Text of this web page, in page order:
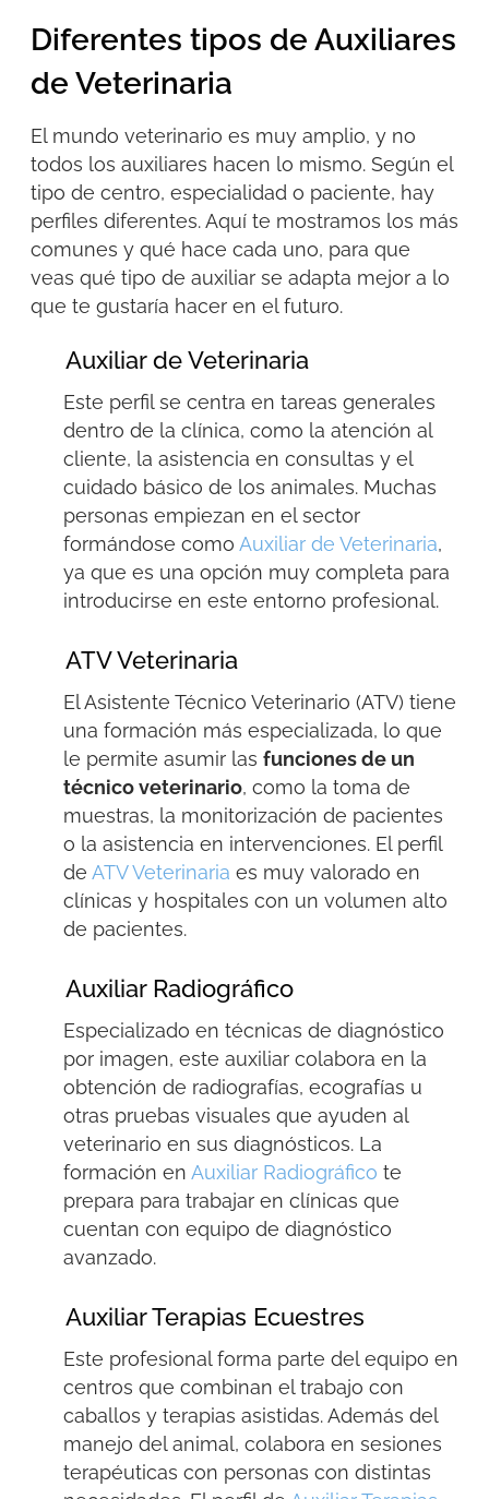
Diferentes tipos de Auxiliares
de Veterinaria
El mundo veterinario es muy amplio, y no
todos los auxiliares hacen lo mismo. Según el
tipo de centro, especialidad o paciente, hay
perfiles diferentes. Aquí te mostramos los más
comunes y qué hace cada uno, para que
veas qué tipo de auxiliar se adapta mejor a lo
que te gustaría hacer en el futuro.
Auxiliar de Veterinaria
Este perfil se centra en tareas generales
dentro de la clínica, como la atención al
cliente, la asistencia en consultas y el
cuidado básico de los animales. Muchas
personas empiezan en el sector
formándose como Auxiliar de Veterinaria,
ya que es una opción muy completa para
introducirse en este entorno profesional.
ATV Veterinaria
El Asistente Técnico Veterinario (ATV) tiene
una formación más especializada, lo que
le permite asumir las funciones de un
técnico veterinario, como la toma de
muestras, la monitorización de pacientes
o la asistencia en intervenciones.El perfil
de ATV Veterinaria es muy valorado en
clínicas y hospitales con un volumen alto
de pacientes.
Auxiliar Radiográfico
Especializado en técnicas de diagnóstico
por imagen, este auxiliar colabora en la
obtención de radiografías, ecografías u
otras pruebas visuales que ayuden al
veterinario en sus diagnósticos. La
formación en Auxiliar Radiográfico te
prepara para trabajar en clínicas que
cuentan con equipo de diagnóstico
avanzado.
Auxiliar Terapias Ecuestres
Este profesional forma parte del equipo en
centros que combinan el trabajo con
caballos y terapias asistidas. Además del
manejo del animal, colabora en sesiones
terapéuticas con personas con distintas